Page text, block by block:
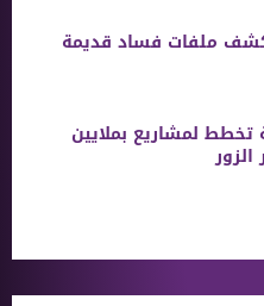
تكشف ملفات فساد قديمة
تخطط لمشاريع بملايين